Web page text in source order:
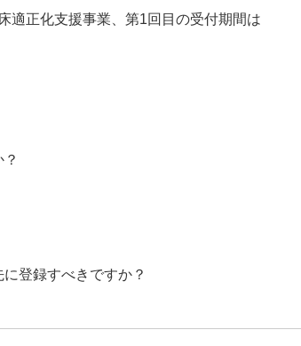
適正化支援事業、第1回目の受付期間は
登録すべきですか？